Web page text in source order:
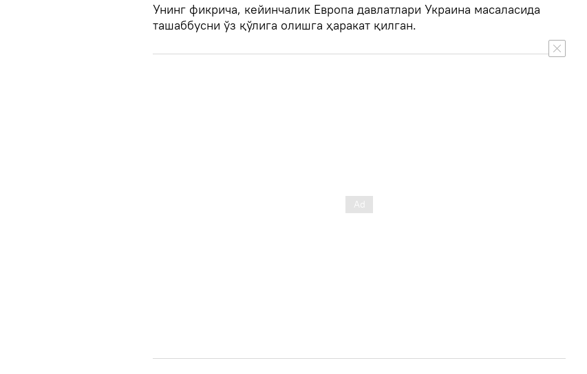
Унинг фикрича, кейинчалик Европа давлатлари Украина масаласида
ташаббусни ўз қўлига олишга ҳаракат қилган.